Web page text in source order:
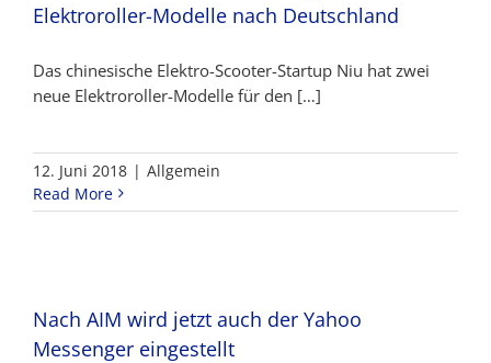
Elektroroller-Modelle nach Deutschland
Das chinesische Elektro-Scooter-Startup Niu hat zwei
neue Elektroroller-Modelle für den […]
12. Juni 2018 | Allgemein
Read More
Nach AIM wird jetzt auch der Yahoo
Messenger eingestellt